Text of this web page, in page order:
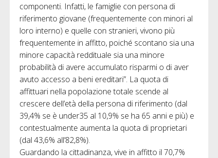
componenti. Infatti, le famiglie con persona di
riferimento giovane (frequentemente con minori al
loro interno) e quelle con stranieri, vivono più
frequentemente in affitto, poiché scontano sia una
minore capacità reddituale sia una minore
probabilità di avere accumulato risparmi o di aver
avuto accesso a beni ereditari”. La quota di
affittuari nella popolazione totale scende al
crescere dell’età della persona di riferimento (dal
39,4% se è under35 al 10,9% se ha 65 anni e più) e
contestualmente aumenta la quota di proprietari
(dal 43,6% all’82,8%).
Guardando la cittadinanza, vive in affitto il 70,7%